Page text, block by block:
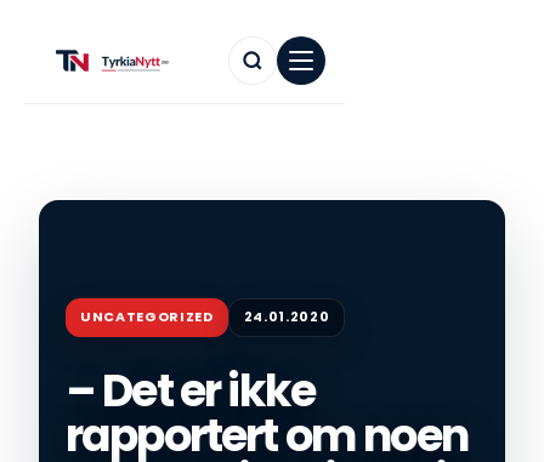
UNCATEGORIZED 24.01.2020
– Det er ikke
rapportert om noen